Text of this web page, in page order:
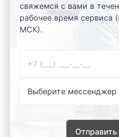
свяжемся с вами в
рабочее время сервиса
МСК).
Отправить